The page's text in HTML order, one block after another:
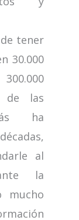
tener
30.000
de las
ha
al
la
mucho